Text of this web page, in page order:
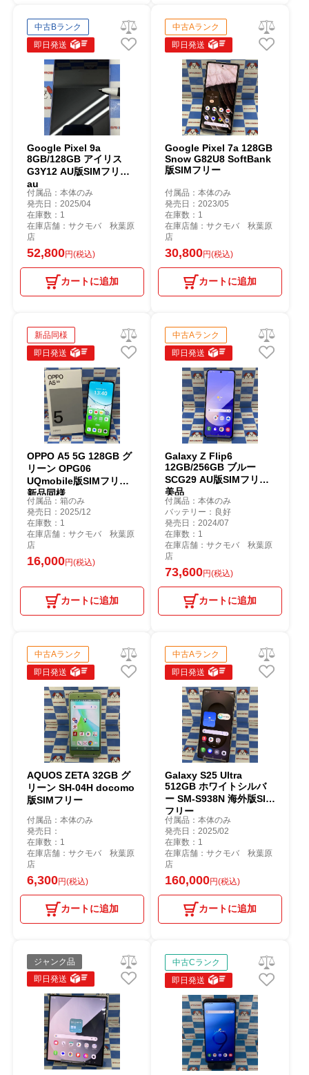
中古Bランク
即日発送
Google Pixel 9a
8GB/128GB アイリス
G3Y12 AU版SIMフリー
au
付属品：本体のみ
発売日：2025/04
在庫数：1
在庫店舗：サクモバ 秋葉原
店
52,800円(税込)
カートに追加
中古Aランク
即日発送
Google Pixel 7a 128GB
Snow G82U8 SoftBank
版SIMフリー
付属品：本体のみ
発売日：2023/05
在庫数：1
在庫店舗：サクモバ 秋葉原
店
30,800円(税込)
カートに追加
新品同様
即日発送
OPPO A5 5G 128GB グ
リーン OPG06
UQmobile版SIMフリー
新品同様
付属品：箱のみ
発売日：2025/12
在庫数：1
在庫店舗：サクモバ 秋葉原
店
16,000円(税込)
カートに追加
中古Aランク
即日発送
Galaxy Z Flip6
12GB/256GB ブルー
SCG29 AU版SIMフリー
美品
付属品：本体のみ
バッテリー：良好
発売日：2024/07
在庫数：1
在庫店舗：サクモバ 秋葉原
店
73,600円(税込)
カートに追加
中古Aランク
即日発送
AQUOS ZETA 32GB グ
リーン SH-04H docomo
版SIMフリー
付属品：本体のみ
発売日：
在庫数：1
在庫店舗：サクモバ 秋葉原
店
6,300円(税込)
カートに追加
中古Aランク
即日発送
Galaxy S25 Ultra
512GB ホワイトシルバ
ー SM-S938N 海外版SIM
フリー
付属品：本体のみ
発売日：2025/02
在庫数：1
在庫店舗：サクモバ 秋葉原
店
160,000円(税込)
カートに追加
ジャンク品
即日発送
中古Cランク
即日発送